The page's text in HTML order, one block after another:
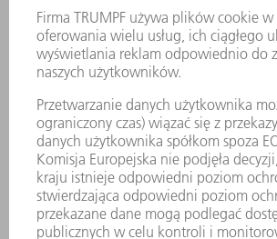
LOKALIZACJE
WYDARZENIA I TERMINY
SUBSKRYPCJA NEWSLETTERA
MYTRUMPF
KARTY BEZPIECZEŃSTWA
PRODUKTY
MASZYNY & SYSTEMY
LASER
ENERGOELEKTRONIKA
ELEKTRONARZĘDZIA
SMART FACTORY
OPROGRAMOWANIE
USŁUGI SERWISOWE